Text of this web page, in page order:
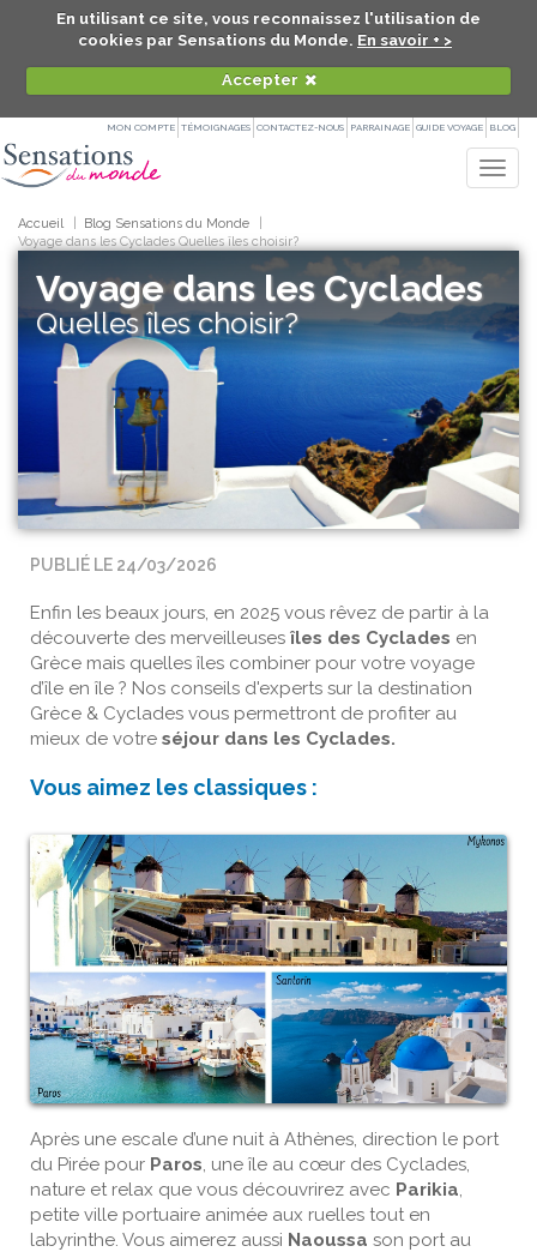
En utilisant ce site, vous reconnaissez l'utilisation de
cookies par Sensations du Monde. En savoir + >
Accepter
MON COMPTE TÉMOIGNAGES CONTACTEZ-NOUS PARRAINAGE GUIDE VOYAGE BLOG
Accueil
Blog Sensations du Monde
Voyage dans les Cyclades Quelles îles choisir?
Voyage dans les Cyclades
Quelles îles choisir?
PUBLIÉ LE 24/03/2026
Enfin les beaux jours, en 2025 vous rêvez de partir à la
découverte des merveilleuses îles des Cyclades en
Grèce mais quelles îles combiner pour votre voyage
d’île en île ? Nos conseils d'experts sur la destination
Grèce & Cyclades vous permettront de profiter au
mieux de votre séjour dans les Cyclades.
Vous aimez les classiques :
Après une escale d’une nuit à Athènes, direction le port
du Pirée pour Paros, une île au cœur des Cyclades,
nature et relax que vous découvrirez avec Parikia,
petite ville portuaire animée aux ruelles tout en
labyrinthe. Vous aimerez aussi Naoussa son port au